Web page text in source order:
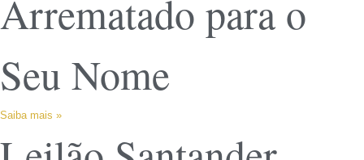
Arrematado para o
Seu Nome
Saiba mais »